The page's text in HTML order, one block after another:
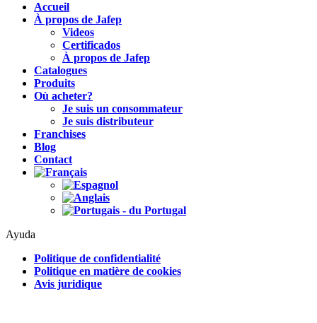
Accueil
À propos de Jafep
Videos
Certificados
À propos de Jafep
Catalogues
Produits
Où acheter?
Je suis un consommateur
Je suis distributeur
Franchises
Blog
Contact
Ayuda
Politique de confidentialité
Politique en matière de cookies
Avis juridique